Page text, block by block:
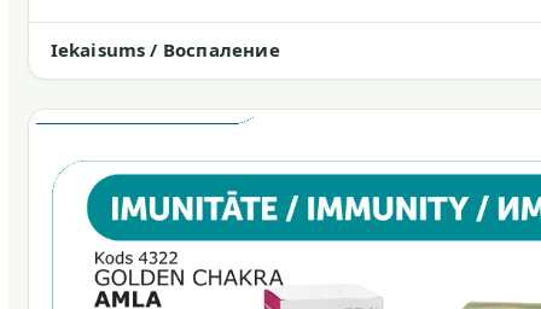
Iekaisums / Воспаление